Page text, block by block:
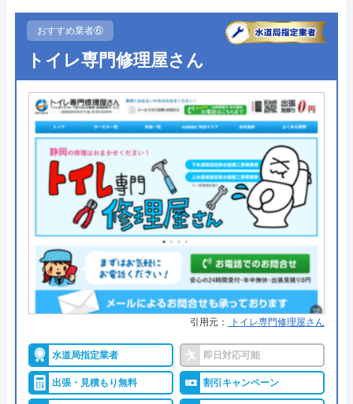
神道設備のクチコミ on
3.5（ 2件のクチコミ）
※クチコミの内容について
奏（希）
●駆けつけ時間
●受付時間 24時間
●定休日 年中無休
●出張見積もり 出張見積もり無料
●支払い方法
現金、クレジットカード、コンビ
ニ後払い、QRコード決済
●累計実績 累計対応件数100万件以上
●保証・保険
PL保険加入1年～5年の無料保証制
度クーリング・オフ制度
詳細は公式HPでご確認ください
の理由
水のトラブルサポートセンターは、24時間365日年
おすすめ業者⑥
トイレ専門修理屋さん
引用元： トイレ専門修理屋さん
水道局指定業者 即日対応可能
出張・見積もり無料 割引キャンペーン